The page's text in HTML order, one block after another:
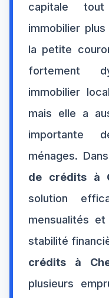
capitale
immobilier
la petite
fortement
immobilier
mais elle a
importante
ménages.
de crédits à
solution
mensualités
stabilité
crédits à
plusieurs